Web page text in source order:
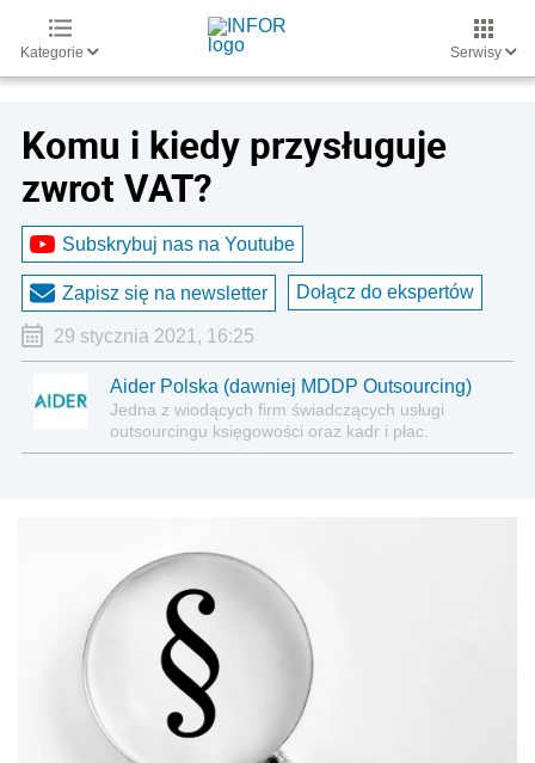
Kategorie Serwisy
Komu i kiedy przysługuje
zwrot VAT?
Subskrybuj nas na Youtube
Zapisz się na newsletter Dołącz do ekspertów
29 stycznia 2021, 16:25
Aider Polska (dawniej MDDP Outsourcing)
Jedna z wiodących firm świadczących usługi
outsourcingu księgowości oraz kadr i płac.